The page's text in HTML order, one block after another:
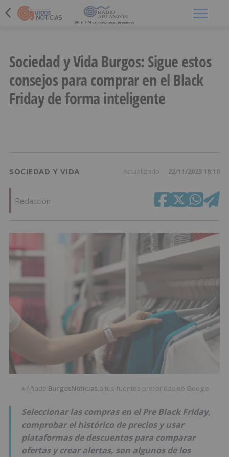
Sociedad y Vida Burgos: Sigue estos
consejos para comprar en el Black
Friday de forma inteligente
SOCIEDAD Y VIDA Actualizado 22/11/2023 18:10
Redacción
★Añade BurgosNoticias a tus fuentes preferidas de Google
Seleccionar las compras en el Pre Black Friday,
comprobar el histórico de precios y usar
plataformas de descuentos para comparar
ofertas y crear alertas, son algunos de los